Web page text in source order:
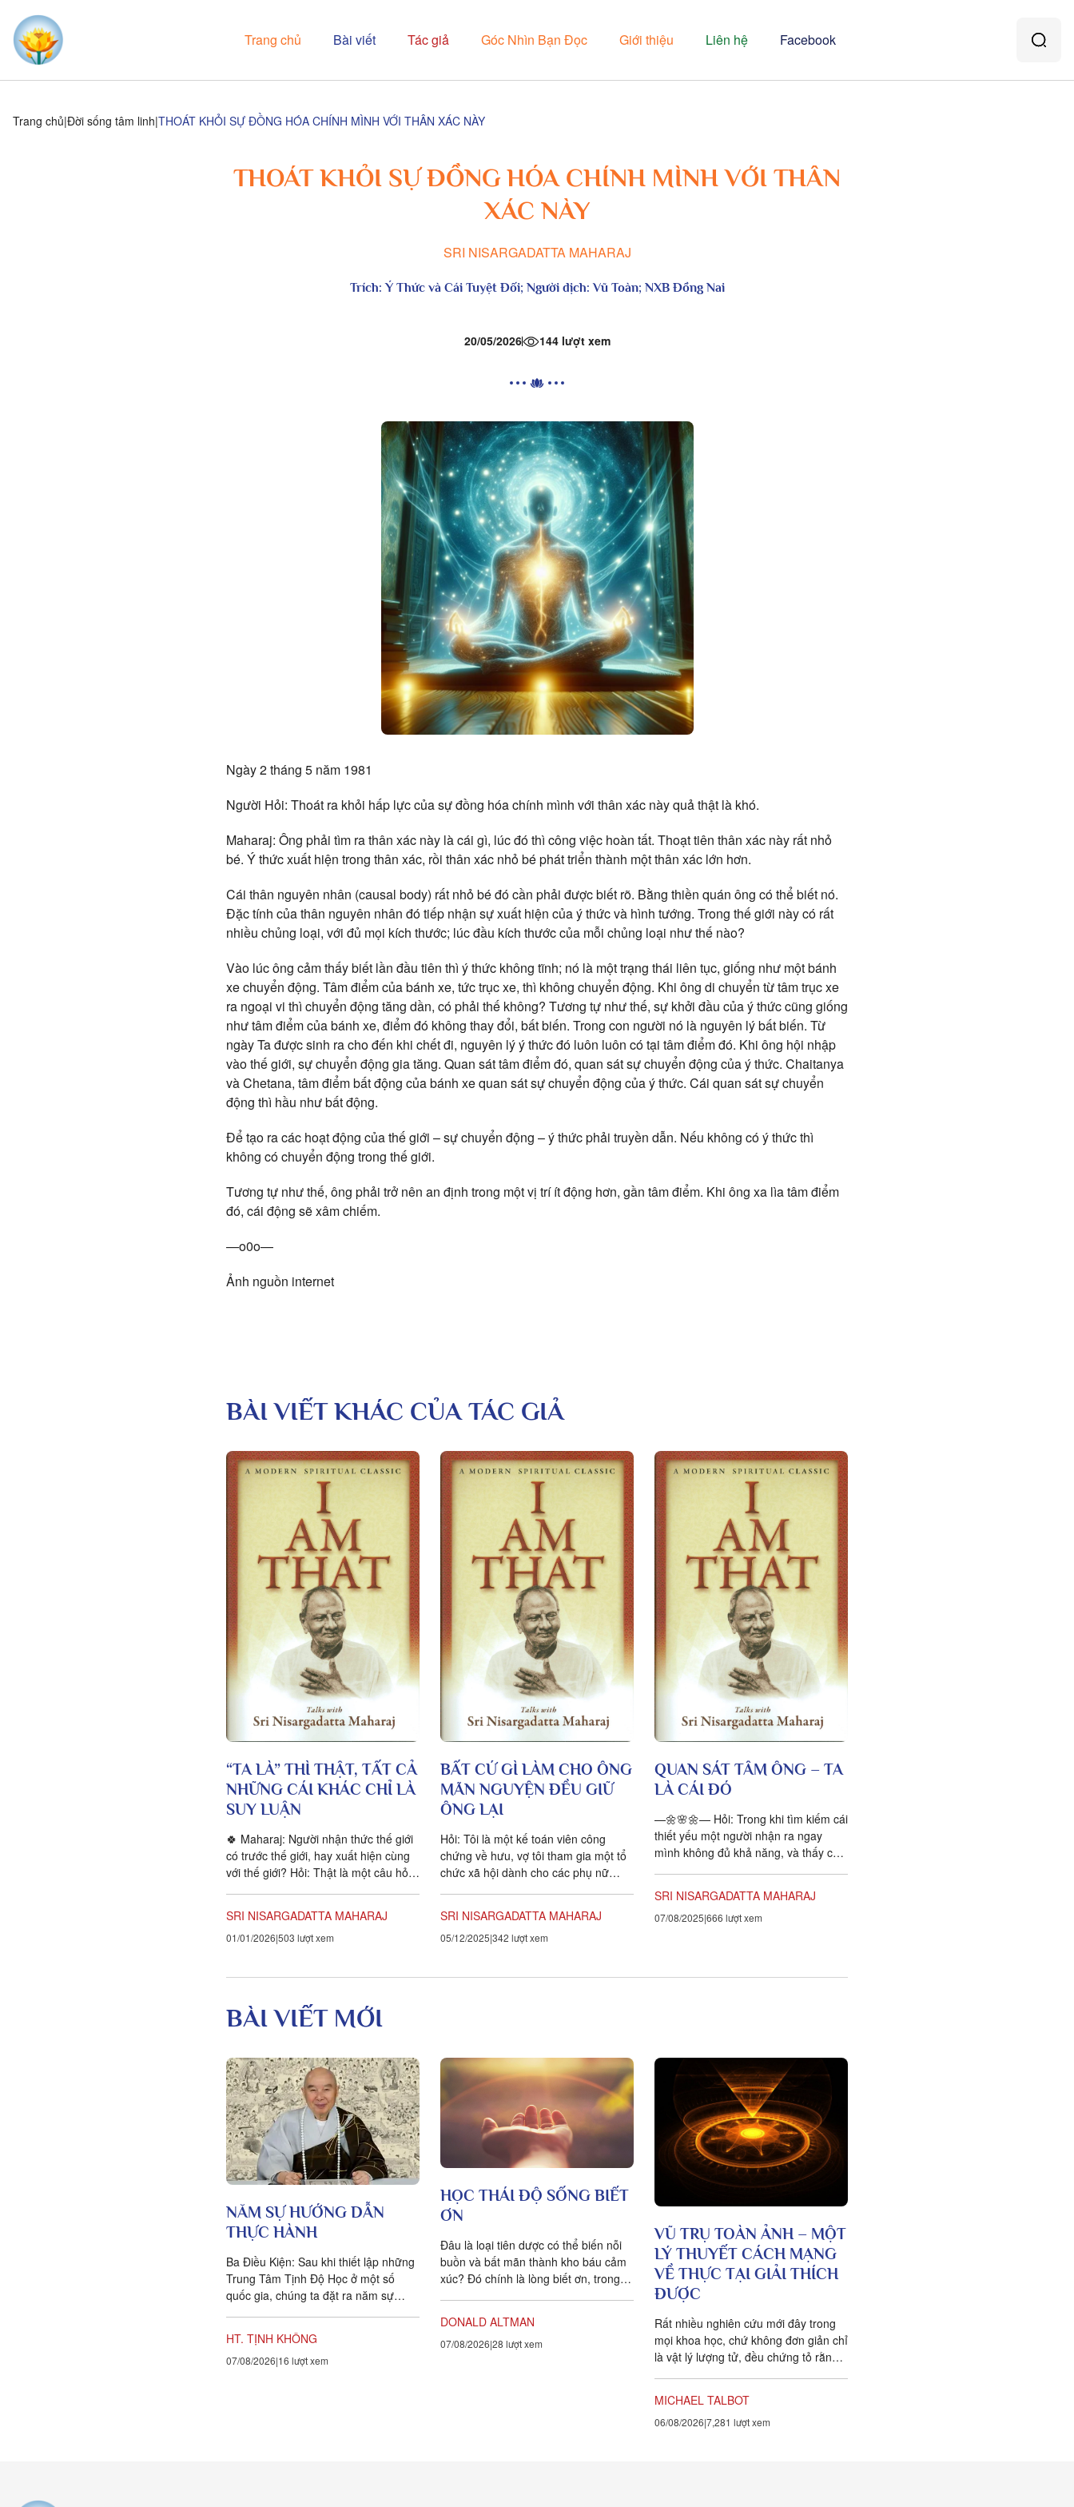
Trang chủ Bài viết Tác giả Góc Nhìn Bạn Đọc Giới thiệu Liên hệ Facebook
Trang chủ Đời sống tâm linh THOÁT KHỎI SỰ ĐỒNG HÓA CHÍNH MÌNH VỚI THÂN XÁC NÀY
THOÁT KHỎI SỰ ĐỒNG HÓA CHÍNH MÌNH VỚI THÂN
XÁC NÀY
SRI NISARGADATTA MAHARAJ
Trích: Ý Thức và Cái Tuyệt Đối; Người dịch: Vũ Toàn; NXB Đồng Nai
20/05/2026 144 lượt xem
Ngày 2 tháng 5 năm 1981
Người Hỏi: Thoát ra khỏi hấp lực của sự đồng hóa chính mình với thân xác này quả thật là khó.
Maharaj: Ông phải tìm ra thân xác này là cái gì, lúc đó thì công việc hoàn tất. Thoạt tiên thân xác này rất nhỏ
bé. Ý thức xuất hiện trong thân xác, rồi thân xác nhỏ bé phát triển thành một thân xác lớn hơn.
Cái thân nguyên nhân (causal body) rất nhỏ bé đó cần phải được biết rõ. Bằng thiền quán ông có thể biết nó.
Đặc tính của thân nguyên nhân đó tiếp nhận sự xuất hiện của ý thức và hình tướng. Trong thế giới này có rất
nhiều chủng loại, với đủ mọi kích thước; lúc đầu kích thước của mỗi chủng loại như thế nào?
Vào lúc ông cảm thấy biết lần đầu tiên thì ý thức không tĩnh; nó là một trạng thái liên tục, giống như một bánh
xe chuyển động. Tâm điểm của bánh xe, tức trục xe, thì không chuyển động. Khi ông di chuyển từ tâm trục xe
ra ngoại vi thì chuyển động tăng dần, có phải thế không? Tương tự như thế, sự khởi đầu của ý thức cũng giống
như tâm điểm của bánh xe, điểm đó không thay đổi, bất biến. Trong con người nó là nguyên lý bất biến. Từ
ngày Ta được sinh ra cho đến khi chết đi, nguyên lý ý thức đó luôn luôn có tại tâm điểm đó. Khi ông hội nhập
vào thế giới, sự chuyển động gia tăng. Quan sát tâm điểm đó, quan sát sự chuyển động của ý thức. Chaitanya
và Chetana, tâm điểm bất động của bánh xe quan sát sự chuyển động của ý thức. Cái quan sát sự chuyển
động thì hầu như bất động.
Để tạo ra các hoạt động của thế giới – sự chuyển động – ý thức phải truyền dẫn. Nếu không có ý thức thì
không có chuyển động trong thế giới.
Tương tự như thế, ông phải trở nên an định trong một vị trí ít động hơn, gần tâm điểm. Khi ông xa lìa tâm điểm
đó, cái động sẽ xâm chiếm.
—o0o—
Ảnh nguồn internet
BÀI VIẾT KHÁC CỦA TÁC GIẢ
“TA LÀ” THÌ THẬT, TẤT CẢ
NHỮNG CÁI KHÁC CHỈ LÀ
SUY LUẬN
🍀 Maharaj: Người nhận thức thế giới
có trước thế giới, hay xuất hiện cùng
với thế giới? Hỏi: Thật là một câu hỏi
SRI NISARGADATTA MAHARAJ
01/01/2026 503 lượt xem
BẤT CỨ GÌ LÀM CHO ÔNG
MÃN NGUYỆN ĐỀU GIỮ
ÔNG LẠI
Hỏi: Tôi là một kế toán viên công
chứng về hưu, vợ tôi tham gia một tổ
chức xã hội dành cho các phụ nữ
SRI NISARGADATTA MAHARAJ
05/12/2025 342 lượt xem
QUAN SÁT TÂM ÔNG – TA
LÀ CÁI ĐÓ
—🌼🌸🌼— Hỏi: Trong khi tìm kiếm cái
thiết yếu một người nhận ra ngay
mình không đủ khả năng, và thấy cần
SRI NISARGADATTA MAHARAJ
07/08/2025 666 lượt xem
BÀI VIẾT MỚI
NĂM SỰ HƯỚNG DẪN
THỰC HÀNH
Ba Điều Kiện: Sau khi thiết lập những
Trung Tâm Tịnh Độ Học ở một số
quốc gia, chúng ta đặt ra năm sự
HT. TỊNH KHÔNG
07/08/2026 16 lượt xem
HỌC THÁI ĐỘ SỐNG BIẾT
ƠN
Đâu là loại tiên dược có thể biến nỗi
buồn và bất mãn thành kho báu cảm
xúc? Đó chính là lòng biết ơn, trong
DONALD ALTMAN
07/08/2026 28 lượt xem
VŨ TRỤ TOÀN ẢNH – MỘT
LÝ THUYẾT CÁCH MẠNG
VỀ THỰC TẠI GIẢI THÍCH
ĐƯỢC
Rất nhiều nghiên cứu mới đây trong
mọi khoa học, chứ không đơn giản chỉ
là vật lý lượng tử, đều chứng tỏ rằng
khoa học đang xuất hiện cung cấp
bằng chứng cho thấy toàn bộ vật chất
MICHAEL TALBOT
06/08/2026 7,281 lượt xem